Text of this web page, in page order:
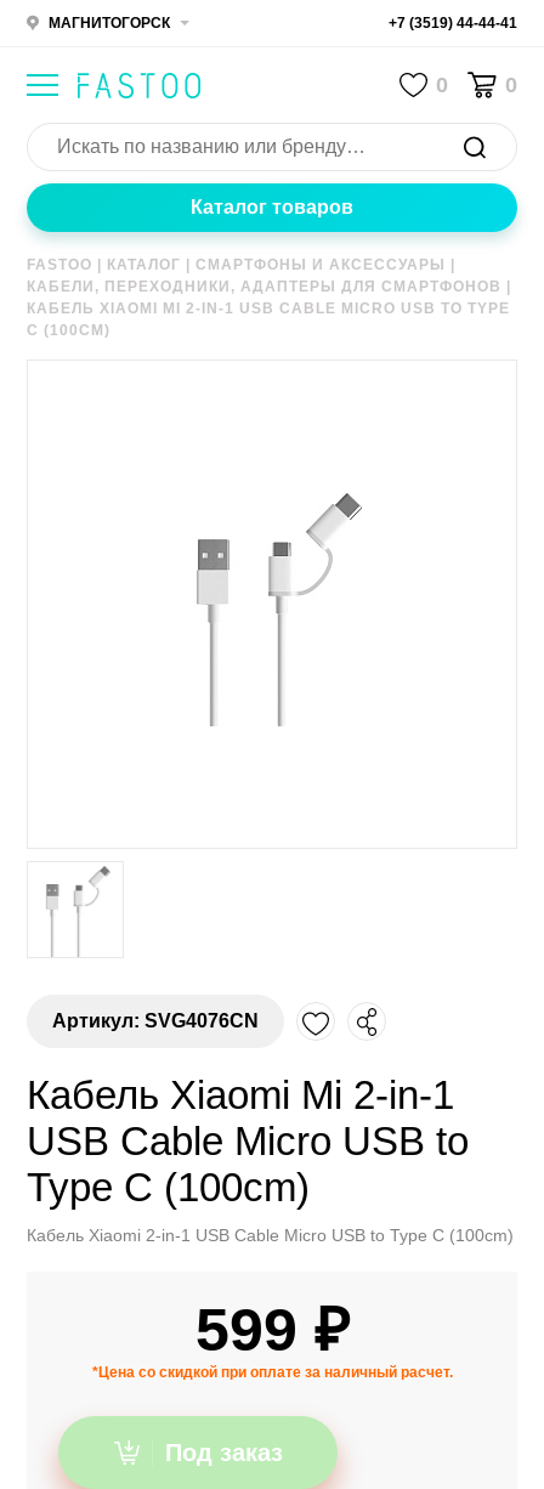
МАГНИТОГОРСК +7 (3519) 44-44-41
0 0
Каталог товаров
FASTOO КАТАЛОГ |СМАРТФОНЫ И АКСЕССУАРЫ
КАБЕЛИ, ПЕРЕХОДНИКИ, АДАПТЕРЫ ДЛЯ СМАРТФОНОВ
КАБЕЛЬ XIAOMI MI 2-IN-1 USB CABLE MICRO USB TO TYPE
C (100CM)
Артикул: SVG4076CN
Кабель Xiaomi Mi 2-in-1
USB Cable Micro USB to
Type C (100cm)
Кабель Xiaomi 2-in-1 USB Cable Micro USB to Type C (100cm)
599 ₽
*Цена со скидкой при оплате за наличный расчет.
Под заказ